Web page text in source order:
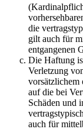
die
gilt auch für
entgangenen
Die Haftung
Verletzung
vorsätzlichem
auf die bei
Schäden und
auch für